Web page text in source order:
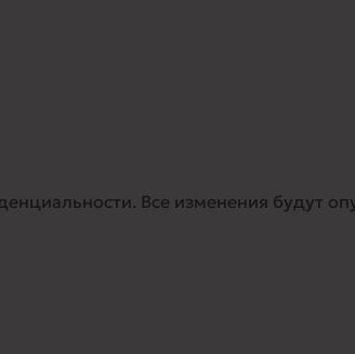
Все изменения будут